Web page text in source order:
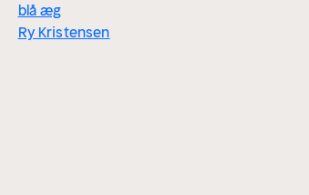
blå æg
Ry Kristensen